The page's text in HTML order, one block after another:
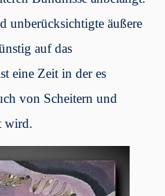
unberücksichtigte äußere
auf das
eine Zeit in der es
von Scheitern und
wird.